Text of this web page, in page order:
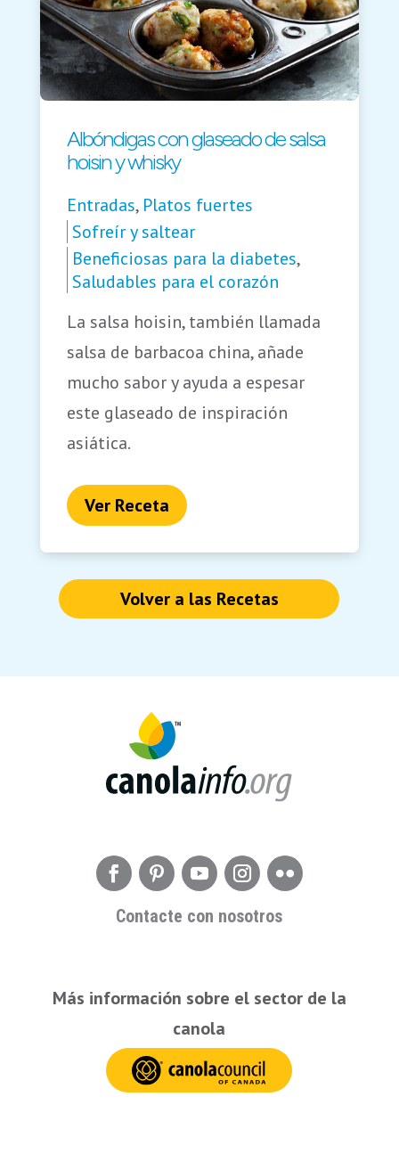
Albóndigas con glaseado de salsa
hoisin y whisky
Entradas, Platos fuertes
Sofreír y saltear
Beneficiosas para la diabetes,
Saludables para el corazón
La salsa hoisin, también llamada
salsa de barbacoa china, añade
mucho sabor y ayuda a espesar
este glaseado de inspiración
asiática.
Ver Receta
Volver a las Recetas
Contacte con nosotros
Más información sobre el sector de la
canola